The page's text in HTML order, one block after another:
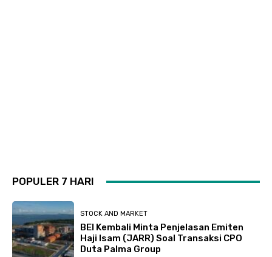
POPULER 7 HARI
STOCK AND MARKET
BEI Kembali Minta Penjelasan Emiten
Haji Isam (JARR) Soal Transaksi CPO
Duta Palma Group